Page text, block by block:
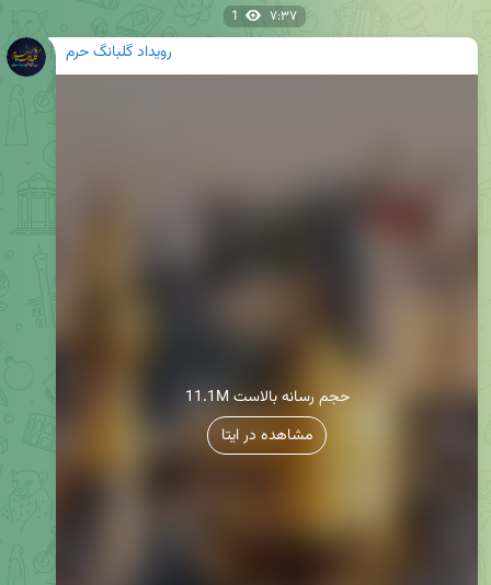
1 ۷:۳۷
رویداد گلبانگ حرم
11.1M حجم رسانه بالاست
مشاهده در ایتا